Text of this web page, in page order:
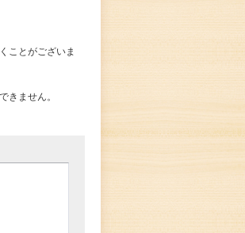
ことがございま
きません。